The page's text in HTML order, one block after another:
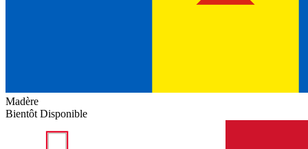
Madère
Bientôt Disponible